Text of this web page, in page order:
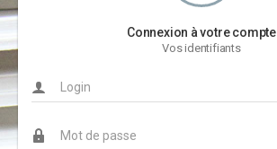
Connexion à votre compte
Vos identifiants